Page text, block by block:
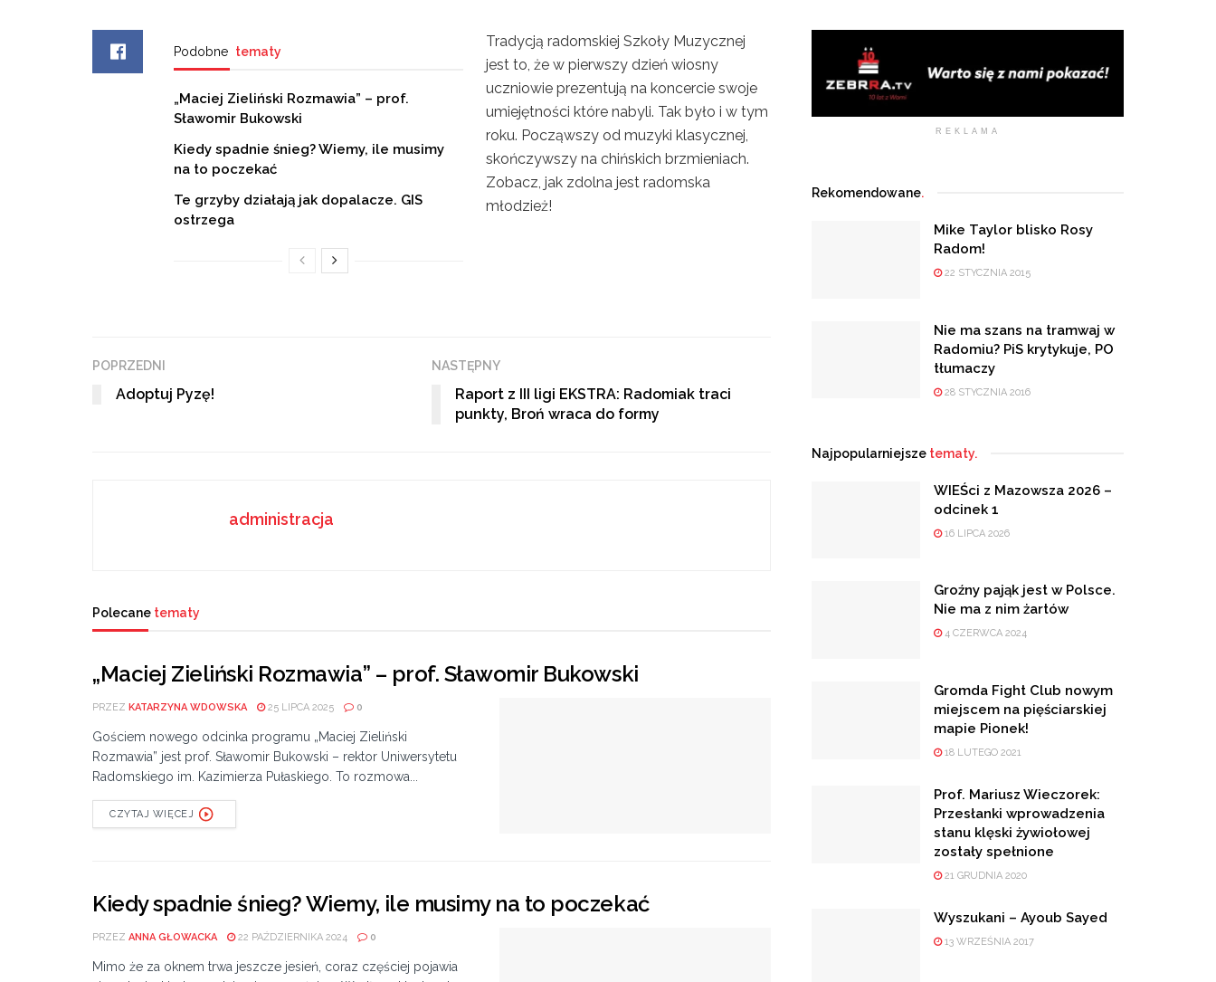
Podobne tematy
„Maciej Zieliński Rozmawia” – prof.
Sławomir Bukowski
Kiedy spadnie śnieg? Wiemy, ile musimy
na to poczekać
Te grzyby działają jak dopalacze. GIS
ostrzega
Tradycją radomskiej Szkoły Muzycznej
jest to, że w pierwszy dzień wiosny
uczniowie prezentują na koncercie swoje
umiejętności które nabyli. Tak było i w tym
roku. Począwszy od muzyki klasycznej,
skończywszy na chińskich brzmieniach.
Zobacz, jak zdolna jest radomska
młodzież!
POPRZEDNI
Adoptuj Pyzę!
NASTĘPNY
Raport z III ligi EKSTRA: Radomiak traci
punkty, Broń wraca do formy
administracja
Polecane tematy
„Maciej Zieliński Rozmawia” – prof. Sławomir Bukowski
PRZEZ KATARZYNA WDOWSKA 25 LIPCA 2025 0
Gościem nowego odcinka programu „Maciej Zieliński
Rozmawia” jest prof. Sławomir Bukowski – rektor Uniwersytetu
Radomskiego im. Kazimierza Pułaskiego. To rozmowa...
CZYTAJ WIĘCEJ
Kiedy spadnie śnieg? Wiemy, ile musimy na to poczekać
PRZEZ ANNA GŁOWACKA 22 PAŹDZIERNIKA 2024 0
Mimo że za oknem trwa jeszcze jesień, coraz częściej pojawia
REKLAMA
Rekomendowane.
Mike Taylor blisko Rosy
Radom!
22 STYCZNIA 2015
Nie ma szans na tramwaj w
Radomiu? PiS krytykuje, PO
tłumaczy
28 STYCZNIA 2016
Najpopularniejsze tematy.
WIEŚci z Mazowsza 2026 –
odcinek 1
16 LIPCA 2026
Groźny pająk jest w Polsce.
Nie ma z nim żartów
4 CZERWCA 2024
Gromda Fight Club nowym
miejscem na pięściarskiej
mapie Pionek!
18 LUTEGO 2021
Prof. Mariusz Wieczorek:
Przesłanki wprowadzenia
stanu klęski żywiołowej
zostały spełnione
21 GRUDNIA 2020
Wyszukani – Ayoub Sayed
13 WRZEŚNIA 2017